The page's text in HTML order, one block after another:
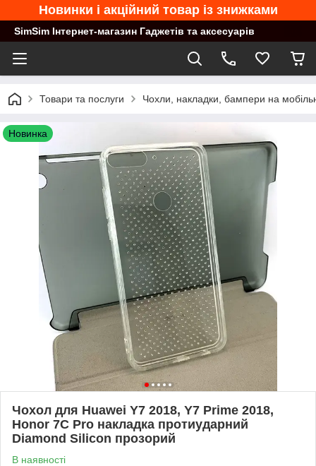
Новинки і акційний товар із знижками
SimSim Інтернет-магазин Гаджетів та аксесуарів
Товари та послуги Чохли, накладки, бампери на
Новинка
Чохол для Huawei Y7 2018, Y7 Prime 2018,
Honor 7C Pro накладка протиударний
Diamond Silicon прозорий
В наявності